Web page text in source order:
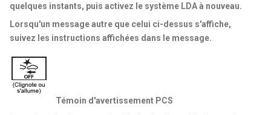
quelques instants, puis activez le système LDA à nouveau.
Lorsqu'un message autre que celui ci-dessus s'affiche,
suivez les instructions affichées dans le message.
Témoin d'avertissement PCS